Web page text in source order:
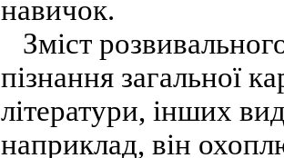
навичок.
Зміст
пізнання загальної
літератури, інших
наприклад, він